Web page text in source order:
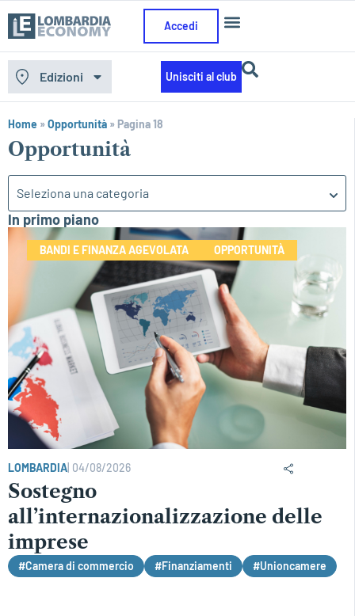
Accedi
Edizioni Unisciti al club
Home »Opportunità » Pagina 18
Opportunità
Seleziona una categoria
In primo piano
BANDI E FINANZA AGEVOLATA OPPORTUNITÀ
LOMBARDIA 04/08/2026
Sostegno
all’internazionalizzazione delle
imprese
#Camera di commercio #Finanziamenti #Unioncamere